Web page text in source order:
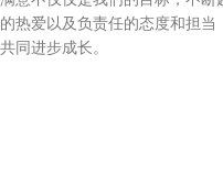
热爱以及负责任的态度和担当
同进步成长。